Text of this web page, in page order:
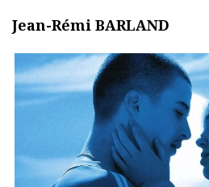
Jean-Rémi BARLAND